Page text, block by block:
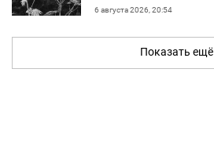
6 августа 2026, 20:54
Показать ещё